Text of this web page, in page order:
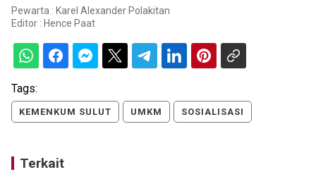
Pewarta : Karel Alexander Polakitan
Editor : Hence Paat
Tags:
KEMENKUM SULUT UMKM SOSIALISASI
Terkait